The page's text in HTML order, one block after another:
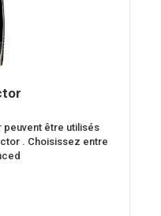
être utilisés
. Choisissez entre